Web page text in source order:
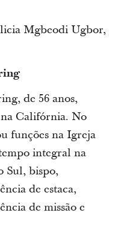
Mgbeodi Ugbor,
de 56 anos,
Califórnia. No
funções na Igreja
integral na
Sul, bispo,
de estaca,
de missão e